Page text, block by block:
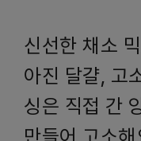
신선한 채소
아진 달걀, 고
싱은 직접 간
만들어 고소해